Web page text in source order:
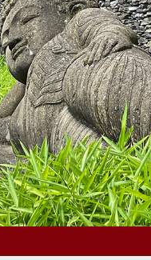
Weilheim ·
Ulmer